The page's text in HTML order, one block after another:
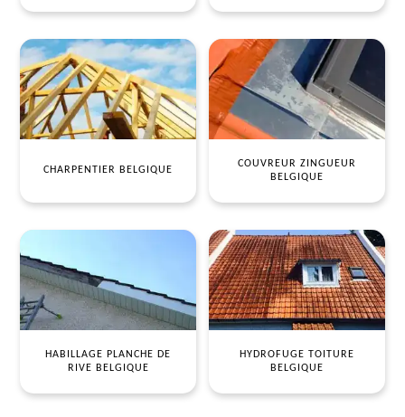
CHARPENTIER BELGIQUE
COUVREUR ZINGUEUR
BELGIQUE
HABILLAGE PLANCHE DE
RIVE BELGIQUE
HYDROFUGE TOITURE
BELGIQUE